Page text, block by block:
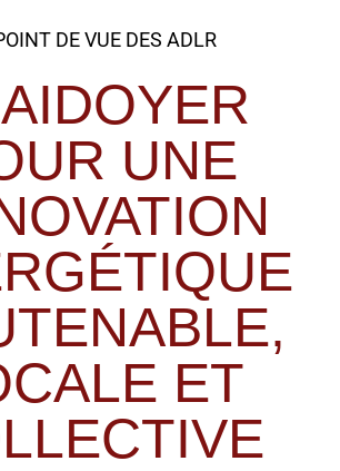
DE VUE DES ADLR
UNE
ET